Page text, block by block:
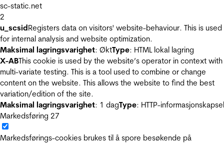
sc-static.net
2
u_scsidRegisters data on visitors' website-behaviour. This is used
for internal analysis and website optimization.
Maksimal lagringsvarighet: ØktType: HTML lokal lagring
X-ABThis cookie is used by the website’s operator in context with
multi-variate testing. This is a tool used to combine or change
content on the website. This allows the website to find the best
variation/edition of the site.
Maksimal lagringsvarighet: 1 dagType: HTTP-informasjonskapsel
Markedsføring 27
Markedsførings-cookies brukes til å spore besøkende på